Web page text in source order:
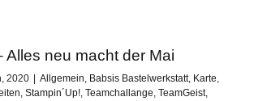
Alles neu macht der Mai
2020 Allgemein, Babsis Bastelwerkstatt, Karte,
, Stampin´Up!, Teamchallange, TeamGeist,